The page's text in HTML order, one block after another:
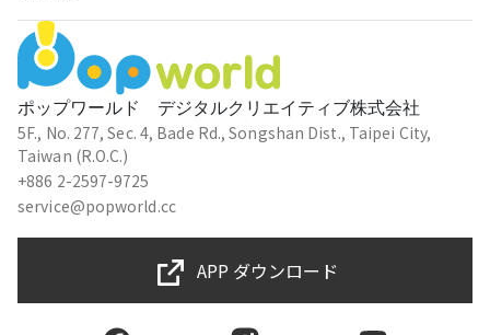
ポップワールド デジタルクリエイティブ株式会社
5F., No. 277, Sec. 4, Bade Rd., Songshan Dist., Taipei City,
Taiwan (R.O.C.)
+886 2-2597-9725
service@popworld.cc
APP ダウンロード